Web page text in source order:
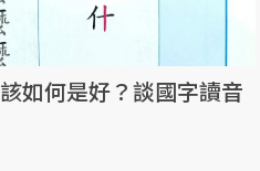
如何是好？談國字讀音